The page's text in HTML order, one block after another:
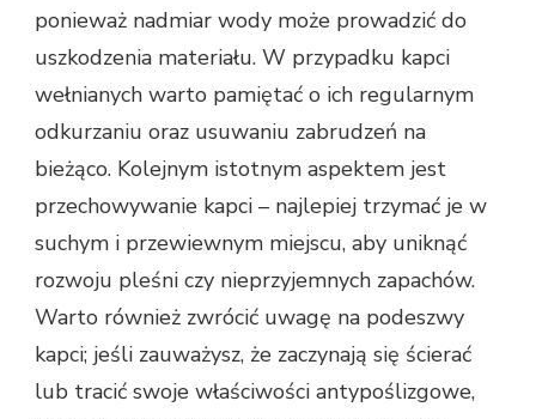
ponieważ nadmiar wody może prowadzić do
uszkodzenia materiału. W przypadku kapci
wełnianych warto pamiętać o ich regularnym
odkurzaniu oraz usuwaniu zabrudzeń na
bieżąco. Kolejnym istotnym aspektem jest
przechowywanie kapci – najlepiej trzymać je w
suchym i przewiewnym miejscu, aby uniknąć
rozwoju pleśni czy nieprzyjemnych zapachów.
Warto również zwrócić uwagę na podeszwy
kapci; jeśli zauważysz, że zaczynają się ścierać
lub tracić swoje właściwości antypoślizgowe,